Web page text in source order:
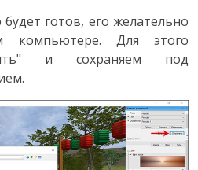
готов, его желательно
компьютере. Для этого
и сохраняем под